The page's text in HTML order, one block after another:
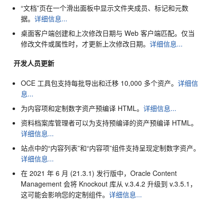
“文档”页在一个滑出面板中显示文件夹成员、标记和元数
据。详细信息...
桌面客户端创建和上次修改日期与 Web 客户端匹配。仅当
修改文件或属性时，才更新上次修改日期。详细信息...
开发人员更新
OCE 工具包支持每批导出和迁移 10,000 多个资产。详细信
息...
为内容项和定制数字资产预编译 HTML。详细信息...
资料档案库管理者可以为支持预编译的资产预编译 HTML。
详细信息...
站点中的“内容列表”和“内容项”组件支持呈现定制数字资产。
详细信息...
在 2021 年 6 月 (21.3.1) 发行版中，Oracle Content
Management 会将 Knockout 库从 v.3.4.2 升级到 v.3.5.1，
这可能会影响您的定制组件。详细信息...